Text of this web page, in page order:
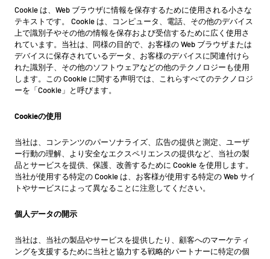
Cookie は、Web ブラウザに情報を保存するために使用される小さな
テキストです。 Cookie は、コンピュータ、電話、その他のデバイス
上で識別子やその他の情報を保存および受信するために広く使用さ
れています。当社は、同様の目的で、お客様の Web ブラウザまたは
デバイスに保存されているデータ、お客様のデバイスに関連付けら
れた識別子、その他のソフトウェアなどの他のテクノロジーも使用
します。この Cookie に関する声明では、これらすべてのテクノロジ
ーを「Cookie」と呼びます。
Cookieの使用
当社は、コンテンツのパーソナライズ、広告の提供と測定、ユーザ
ー行動の理解、より安全なエクスペリエンスの提供など、当社の製
品とサービスを提供、保護、改善するために Cookie を使用します。
当社が使用する特定の Cookie は、お客様が使用する特定の Web サイ
トやサービスによって異なることに注意してください。
個人データの開示
当社は、当社の製品やサービスを提供したり、顧客へのマーケティ
ングを支援するために当社と協力する戦略的パートナーに特定の個